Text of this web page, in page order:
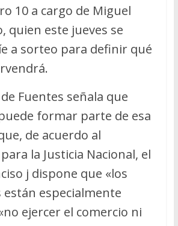
10 a cargo de Miguel
quien este jueves se
a sorteo para definir qué
Fuentes señala que
formar parte de esa
de acuerdo al
la Justicia Nacional, el
j dispone que «los
especialmente
ejercer el comercio ni